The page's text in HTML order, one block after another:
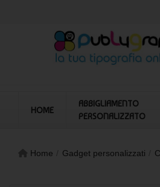
HOME
ABBIGLIAMENTO
PERSONALIZZATO
Home Gadget personalizzati